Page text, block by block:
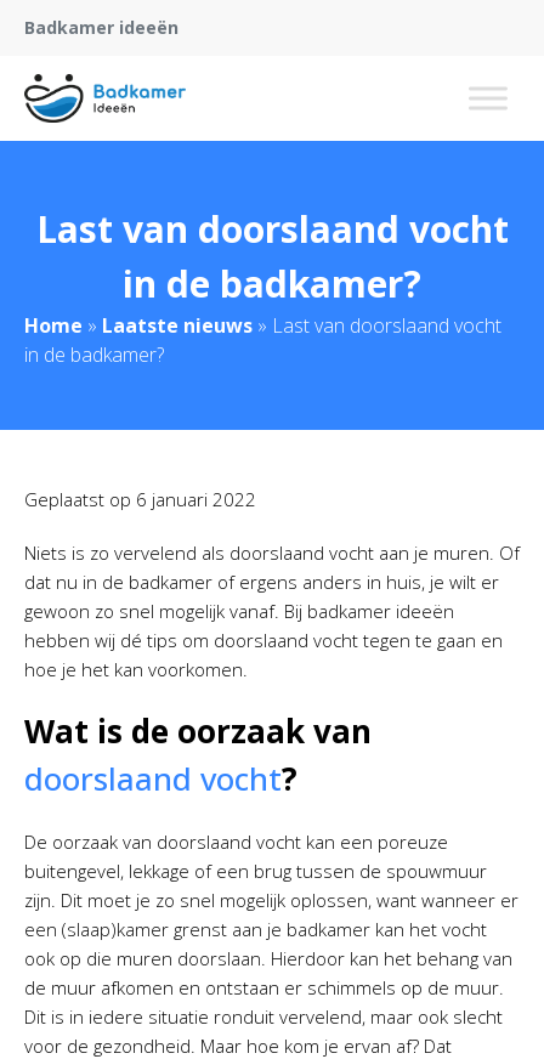
Badkamer ideeën
Last van doorslaand vocht
in de badkamer?
Home » Laatste nieuws » Last van doorslaand vocht
in de badkamer?
Geplaatst op 6 januari 2022
Niets is zo vervelend als doorslaand vocht aan je muren. Of
dat nu in de badkamer of ergens anders in huis, je wilt er
gewoon zo snel mogelijk vanaf. Bij badkamer ideeën
hebben wij dé tips om doorslaand vocht tegen te gaan en
hoe je het kan voorkomen.
Wat is de oorzaak van
doorslaand vocht?
De oorzaak van doorslaand vocht kan een poreuze
buitengevel, lekkage of een brug tussen de spouwmuur
zijn. Dit moet je zo snel mogelijk oplossen, want wanneer er
een (slaap)kamer grenst aan je badkamer kan het vocht
ook op die muren doorslaan. Hierdoor kan het behang van
de muur afkomen en ontstaan er schimmels op de muur.
Dit is in iedere situatie ronduit vervelend, maar ook slecht
voor de gezondheid. Maar hoe kom je ervan af? Dat